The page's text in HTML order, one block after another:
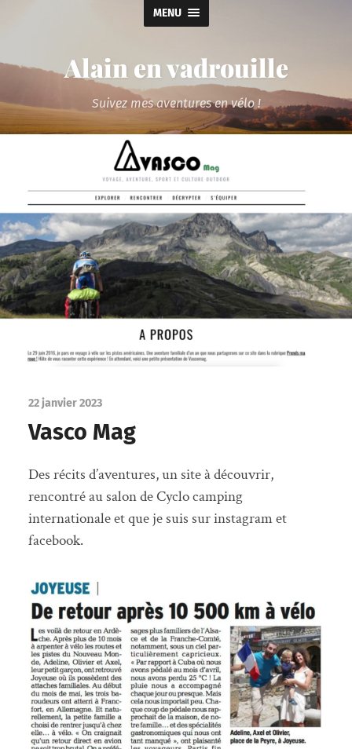
MENU
Alain en vadrouille
Suivez mes aventures en vélo !
22 janvier 2023
Vasco Mag
Des récits d’aventures, un site à découvrir,
rencontré au salon de Cyclo camping
internationale et que je suis sur instagram et
facebook.